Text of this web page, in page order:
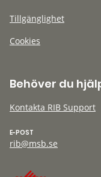
Tillgänglighet
Cookies
Behöver du
Kontakta RIB Support
E-POST
rib@msb.se